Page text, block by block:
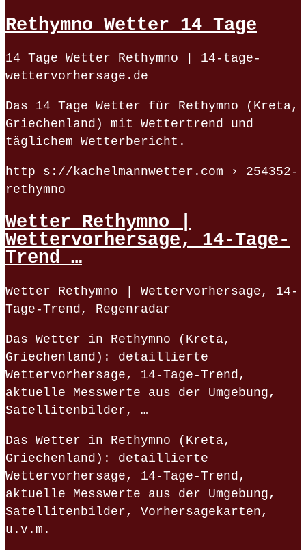
Rethymno Wetter 14 Tage
14 Tage Wetter Rethymno | 14-tage-
wettervorhersage.de
Das 14 Tage Wetter für Rethymno (Kreta,
Griechenland) mit Wettertrend und
täglichem Wetterbericht.
http s://kachelmannwetter.com › 254352-
rethymno
Wetter Rethymno |
Wettervorhersage, 14-Tage-
Trend …
Wetter Rethymno | Wettervorhersage, 14-
Tage-Trend, Regenradar
Das Wetter in Rethymno (Kreta,
Griechenland): detaillierte
Wettervorhersage, 14-Tage-Trend,
aktuelle Messwerte aus der Umgebung,
Satellitenbilder, …
Das Wetter in Rethymno (Kreta,
Griechenland): detaillierte
Wettervorhersage, 14-Tage-Trend,
aktuelle Messwerte aus der Umgebung,
Satellitenbilder, Vorhersagekarten,
u.v.m.